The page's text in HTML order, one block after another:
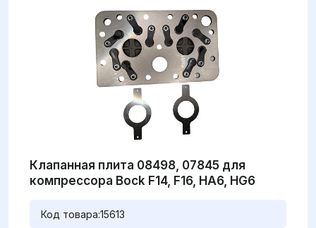
Клапанная плита 08498, 07845 для
компрессора Bock F14, F16, HA6, HG6
Код товара:15613